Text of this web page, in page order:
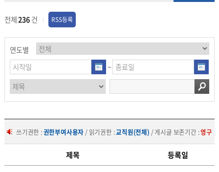
전체236건 RSS등록
연도별
~
쓰기권한 :권한부여사용자 / 읽기권한 :교직원(전체) / 게시글 보존기간 :영구
제목 등록일